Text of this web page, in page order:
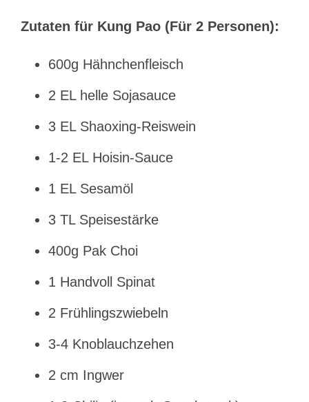
Zutaten für Kung Pao (Für 2 Personen):
600g Hähnchenfleisch
2 EL helle Sojasauce
3 EL Shaoxing-Reiswein
1-2 EL Hoisin-Sauce
1 EL Sesamöl
3 TL Speisestärke
400g Pak Choi
1 Handvoll Spinat
2 Frühlingszwiebeln
3-4 Knoblauchzehen
2 cm Ingwer